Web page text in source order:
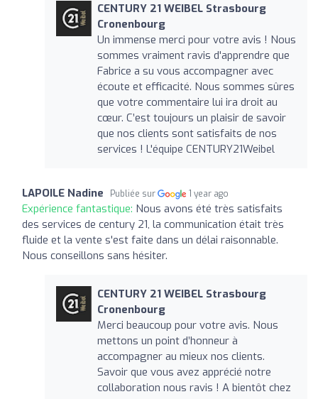
CENTURY 21 WEIBEL Strasbourg
Cronenbourg
Un immense merci pour votre avis ! Nous
sommes vraiment ravis d'apprendre que
Fabrice a su vous accompagner avec
écoute et efficacité. Nous sommes sûres
que votre commentaire lui ira droit au
cœur. C’est toujours un plaisir de savoir
que nos clients sont satisfaits de nos
services ! L'équipe CENTURY21Weibel
LAPOILE Nadine Publiée sur 1 year ago
Expérience fantastique: Nous avons été très satisfaits
des services de century 21, la communication était très
fluide et la vente s'est faite dans un délai raisonnable.
Nous conseillons sans hésiter.
CENTURY 21 WEIBEL Strasbourg
Cronenbourg
Merci beaucoup pour votre avis. Nous
mettons un point d’honneur à
accompagner au mieux nos clients.
Savoir que vous avez apprécié notre
collaboration nous ravis ! A bientôt chez